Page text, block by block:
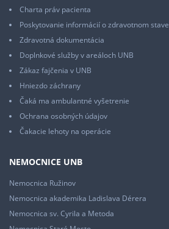
Charta práv pacienta
Poskytovanie informácií o zdravotnom stave
Zdravotná dokumentácia
Doplnkové služby v areáloch UNB
Zákaz fajčenia v UNB
Hniezdo záchrany
Čaká ma ambulantné vyšetrenie
Ochrana osobných údajov
Čakacie lehoty na operácie
NEMOCNICE UNB
Nemocnica Ružinov
Nemocnica akademika Ladislava Dérera
Nemocnica sv. Cyrila a Metoda